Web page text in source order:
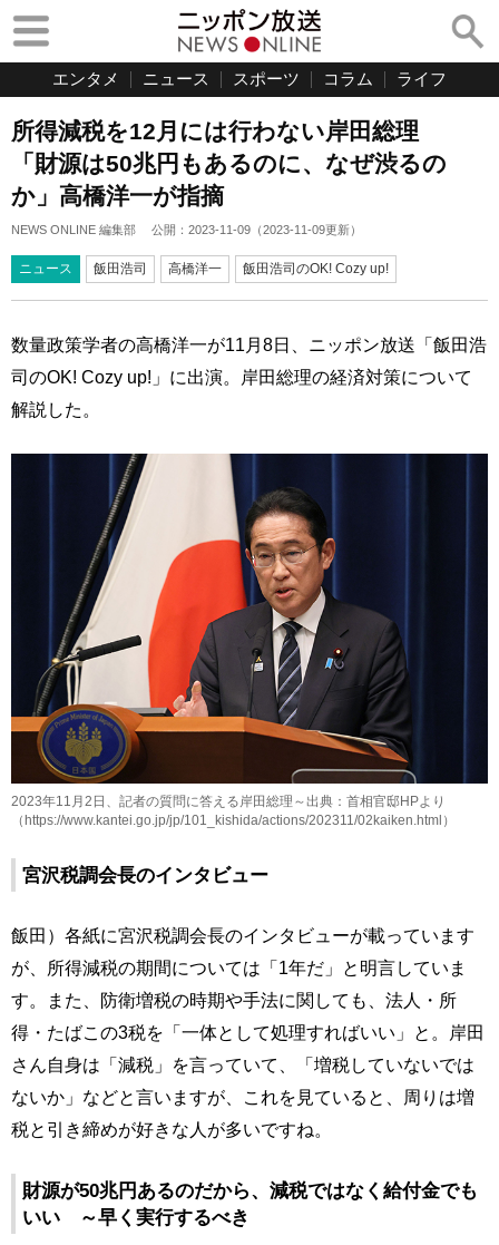
エンタメ ニュース スポーツ コラム ライフ
所得減税を12月には行わない岸田総理
「財源は50兆円もあるのに、なぜ渋るの
か」高橋洋一が指摘
NEWS ONLINE 編集部 公開： 2023-11-09 （2023-11-09更新）
ニュース 飯田浩司 高橋洋一 飯田浩司のOK! Cozy up!
数量政策学者の高橋洋一が11月8日、ニッポン放送「飯田浩
司のOK! Cozy up!」に出演。岸田総理の経済対策について
解説した。
2023年11月2日、記者の質問に答える岸田総理～出典：首相官邸HPより
（https://www.kantei.go.jp/jp/101_kishida/actions/202311/02kaiken.html）
宮沢税調会長のインタビュー
飯田）各紙に宮沢税調会長のインタビューが載っています
が、所得減税の期間については「1年だ」と明言していま
す。また、防衛増税の時期や手法に関しても、法人・所
得・たばこの3税を「一体として処理すればいい」と。岸田
さん自身は「減税」を言っていて、「増税していないでは
ないか」などと言いますが、これを見ていると、周りは増
税と引き締めが好きな人が多いですね。
財源が50兆円あるのだから、減税ではなく給付金でも
いい ～早く実行するべき